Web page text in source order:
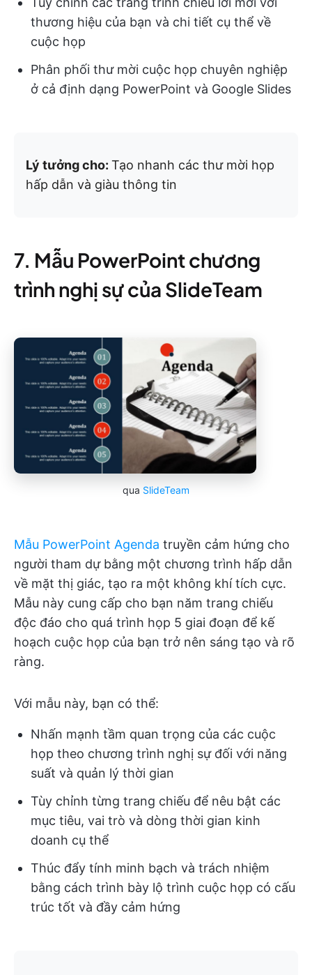
thương hiệu của bạn và chi tiết cụ thể về
cuộc họp
Phân phối thư mời cuộc họp chuyên nghiệp
ở cả định dạng PowerPoint và Google Slides
Lý tưởng cho: Tạo nhanh các thư mời họp
hấp dẫn và giàu thông tin
7. Mẫu PowerPoint chương
trình nghị sự của SlideTeam
qua SlideTeam
Mẫu PowerPoint Agenda truyền cảm hứng cho
người tham dự bằng một chương trình hấp dẫn
về mặt thị giác, tạo ra một không khí tích cực.
Mẫu này cung cấp cho bạn năm trang chiếu
độc đáo cho quá trình họp 5 giai đoạn để kế
hoạch cuộc họp của bạn trở nên sáng tạo và rõ
ràng.
Với mẫu này, bạn có thể:
Nhấn mạnh tầm quan trọng của các cuộc
họp theo chương trình nghị sự đối với năng
suất và quản lý thời gian
Tùy chỉnh từng trang chiếu để nêu bật các
mục tiêu, vai trò và dòng thời gian kinh
doanh cụ thể
Thúc đẩy tính minh bạch và trách nhiệm
bằng cách trình bày lộ trình cuộc họp có cấu
trúc tốt và đầy cảm hứng